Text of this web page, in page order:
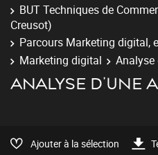
BUT Techniques de
Creusot)
Parcours Marketing digital,
Marketing digital
ANALYSE D'UNE
Ajouter à la sélection